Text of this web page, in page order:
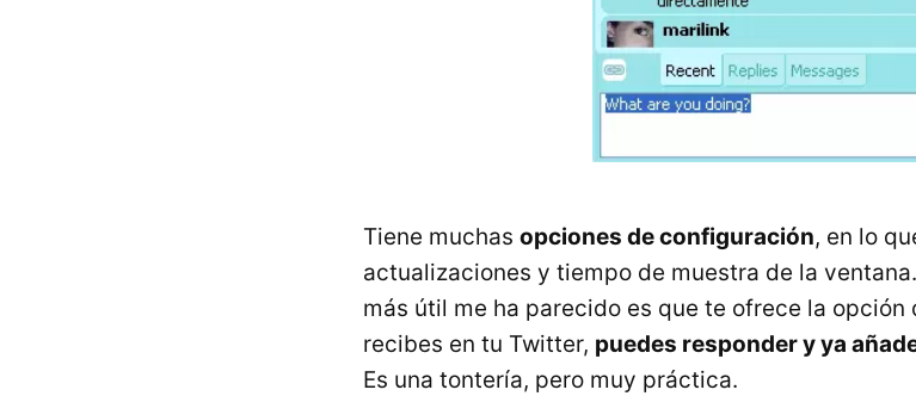
Tiene muchas opciones de configuración, en lo
actualizaciones y tiempo de muestra de la
más útil me ha parecido es que te ofrece la opción
recibes en tu Twitter, puedes responder y ya
Es una tontería, pero muy práctica.